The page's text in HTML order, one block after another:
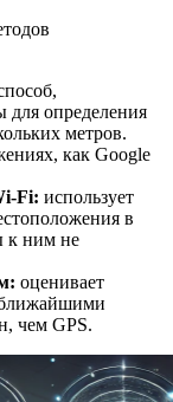
определения
метров.
как Google
Fi: использует
в
к ним не
оценивает
чем GPS.